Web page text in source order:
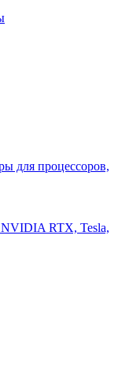
для процессоров,
RTX, Tesla,